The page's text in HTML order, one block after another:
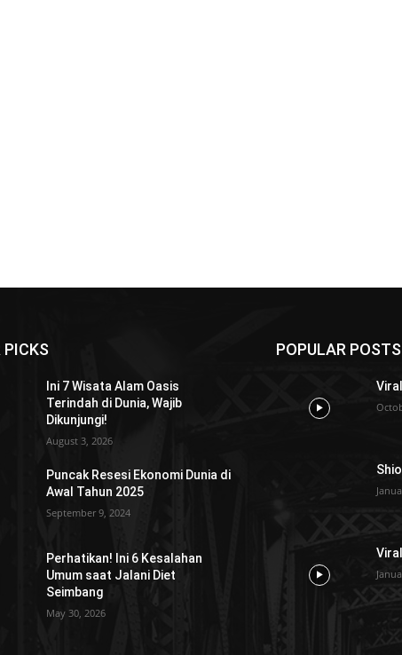
PICKS
Ini 7 Wisata Alam Oasis
Terindah di Dunia, Wajib
Dikunjungi!
August 3, 2026
Puncak Resesi Ekonomi Dunia di
Awal Tahun 2025
September 9, 2024
Perhatikan! Ini 6 Kesalahan
Umum saat Jalani Diet
Seimbang
May 30, 2026
POPULAR POSTS